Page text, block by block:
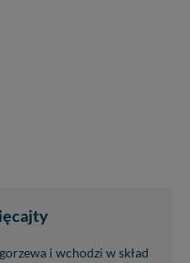
i wchodzi w skład